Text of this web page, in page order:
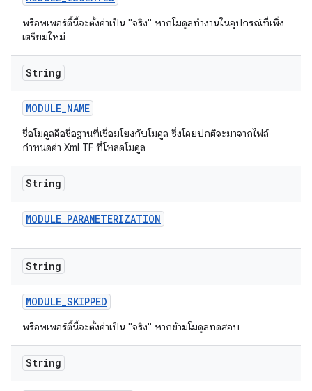
พร็อพเพอร์ตี้นี้จะตั้งค่าเป็น "จริง" หากโมดูลทำงานในอุปกรณ์ที่เพิ่ง
เตรียมใหม่
String
MODULE_NAME
ชื่อโมดูลคือชื่อฐานที่เชื่อมโยงกับโมดูล ซึ่งโดยปกติจะมาจากไฟล์
กำหนดค่า Xml TF ที่โหลดโมดูล
String
MODULE_PARAMETERIZATION
String
MODULE_SKIPPED
พร็อพเพอร์ตี้นี้จะตั้งค่าเป็น "จริง" หากข้ามโมดูลทดสอบ
String